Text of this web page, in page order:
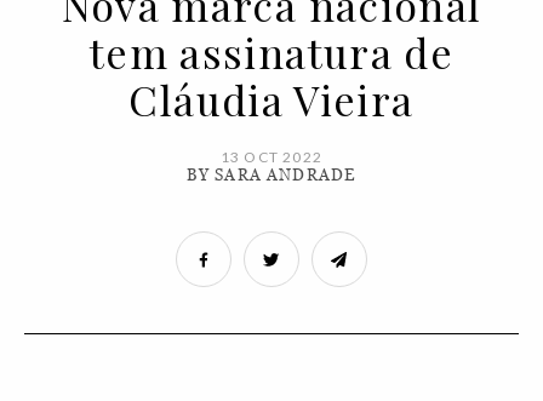
tem assinatura de
Cláudia Vieira
13 OCT 2022
BY SARA ANDRADE